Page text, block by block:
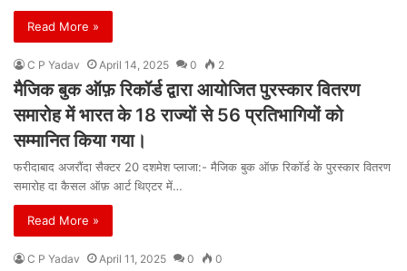
Read More »
C P Yadav April 14, 2025 0 2
मैजिक बुक ऑफ़ रिकॉर्ड द्वारा आयोजित पुरस्कार वितरण
समारोह में भारत के 18 राज्यों से 56 प्रतिभागियों को
सम्मानित किया गया।
फरीदाबाद अजरौंदा सैक्टर 20 दशमेश प्लाजा:- मैजिक बुक ऑफ़ रिकॉर्ड के पुरस्कार वितरण
समारोह दा कैसल ऑफ़ आर्ट थिएटर में…
Read More »
C P Yadav April 11, 2025 0 0